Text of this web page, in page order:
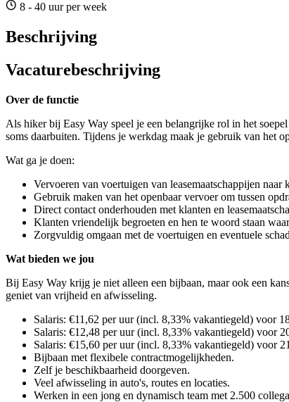
8 - 40 uur per week
Beschrijving
Vacaturebeschrijving
Over de functie
Als hiker bij Easy Way speel je een belangrijke rol in het
soms daarbuiten. Tijdens je werkdag maak je gebruik van het
Wat ga je doen:
Vervoeren van voertuigen van leasemaatschappijen naar
Gebruik maken van het openbaar vervoer om tussen
Direct contact onderhouden met klanten en
Klanten vriendelijk begroeten en hen te woord staan
Zorgvuldig omgaan met de voertuigen en eventuele
Wat bieden we jou
Bij Easy Way krijg je niet alleen een bijbaan, maar ook een
geniet van vrijheid en afwisseling.
Salaris: €11,62 per uur (incl. 8,33% vakantiegeld) voor
Salaris: €12,48 per uur (incl. 8,33% vakantiegeld) voor
Salaris: €15,60 per uur (incl. 8,33% vakantiegeld) voor
Bijbaan met flexibele contractmogelijkheden.
Zelf je beschikbaarheid doorgeven.
Veel afwisseling in auto's, routes en locaties.
Werken in een jong en dynamisch team met 2.500